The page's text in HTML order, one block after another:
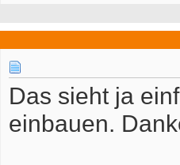
if (
{
//if
([
[
if (!
Das sieht ja
einbauen.